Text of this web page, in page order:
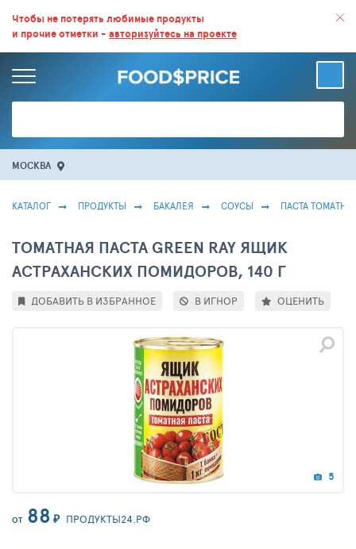
ВСЕ СКИДКИ И ВЫГОДНЫЕ ЦЕНЫ НА ПРОДУКТЫ В МАГАЗИНАХ.
БОЛЬШЕ 100 000 ТОВАРОВ. ЕЖЕДНЕВНОЕ ОБНОВЛЕНИЕ ЦЕН.
Чтобы не потерять любимые продукты
и прочие отметки - авторизуйтесь на проекте
МОСКВА
КАТАЛОГ ПРОДУКТЫ БАКАЛЕЯ СОУСЫ ПАСТА
ТОМАТНАЯ ПАСТА GREEN RAY ЯЩИК
АСТРАХАНСКИХ ПОМИДОРОВ, 140 Г
5
ОТ 88 ₽ ПРОДУКТЫ24.РФ
ДОБАВИТЬ В ИЗБРАННОЕ В ИГНОР ОЦЕНИТЬ